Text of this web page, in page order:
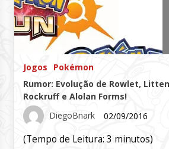
Jogos
Pokémon
Rumor: Evolução de Rowlet,
Rockruff e Alolan Forms!
DiegoBnark
02/09/2016
(Tempo de Leitura: 3 minutos)